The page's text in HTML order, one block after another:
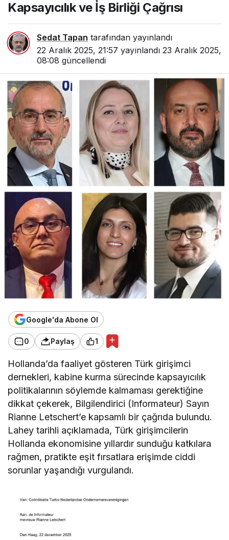
Kapsayıcılık ve İş Birliği Çağrısı
Sedat Tapan tarafından yayınlandı
22 Aralık 2025, 21:57 yayınlandı 23 Aralık 2025,
08:08 güncellendi
Google'da Abone Ol
0 Paylaş 1
Hollanda’da faaliyet gösteren Türk girişimci
dernekleri, kabine kurma sürecinde kapsayıcılık
politikalarının söylemde kalmaması gerektiğine
dikkat çekerek, Bilgilendirici (Informateur) Sayın
Rianne Letschert’e kapsamlı bir çağrıda bulundu.
Lahey tarihli açıklamada, Türk girişimcilerin
Hollanda ekonomisine yıllardır sunduğu katkılara
rağmen, pratikte eşit fırsatlara erişimde ciddi
sorunlar yaşandığı vurgulandı.